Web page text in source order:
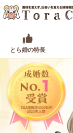
とら婚の特長